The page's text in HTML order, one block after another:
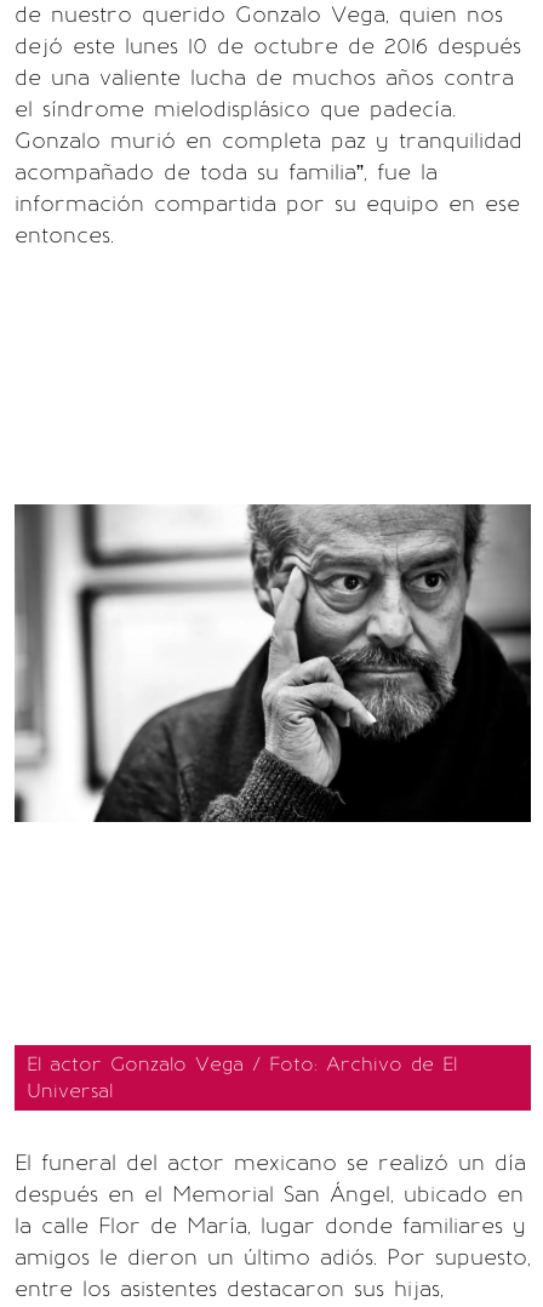
de nuestro querido Gonzalo Vega, quien nos
dejó este lunes 10 de octubre de 2016 después
de una valiente lucha de muchos años contra
el síndrome mielodisplásico que padecía.
Gonzalo murió en completa paz y tranquilidad
acompañado de toda su familia”, fue la
información compartida por su equipo en ese
entonces.
El actor Gonzalo Vega / Foto: Archivo de El
Universal
El funeral del actor mexicano se realizó un día
después en el Memorial San Ángel, ubicado en
la calle Flor de María, lugar donde familiares y
amigos le dieron un último adiós. Por supuesto,
entre los asistentes destacaron sus hijas,